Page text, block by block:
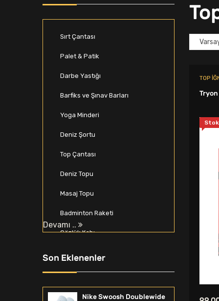
Sırt Çantası
Palet & Patik
Darbe Yastığı
Barfiks ve Şınav Barları
Yoga Minderi
Deniz Şortu
Top Çantası
Deniz Topu
Masaj Topu
Badminton Raketi
Gözlük Kabı
Spor Softshell & Polar
Zıplama Kutusu
Devamı ..
Son Eklenenler
Nike Swoosh Doublewide
TOP
Tryon